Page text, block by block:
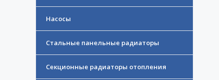
Насосы
Стальные панельные радиаторы
Секционные радиаторы отопления